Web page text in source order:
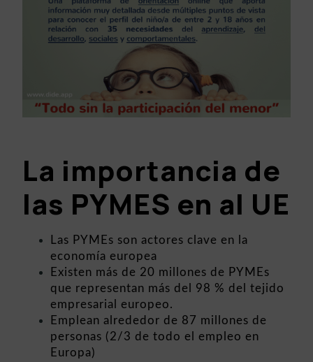
La importancia de
las PYMES en al UE
Las PYMEs son actores clave en la
economía europea
Existen más de 20 millones de PYMEs
que representan más del 98 % del tejido
empresarial europeo.
Emplean alrededor de 87 millones de
personas (2/3 de todo el empleo en
Europa)